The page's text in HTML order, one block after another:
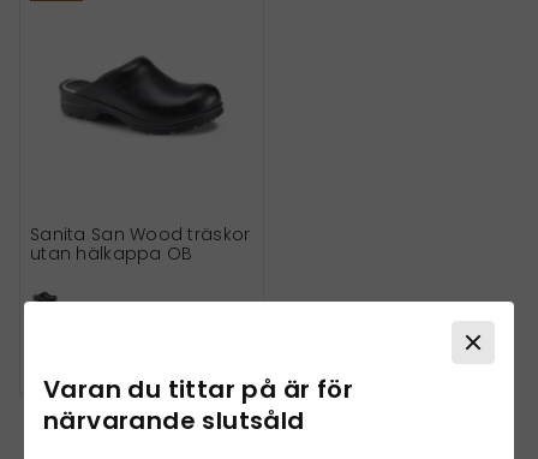
Sanita San Wood träskor
utan hälkappa OB
Varan du tittar på är för
närvarande slutsåld